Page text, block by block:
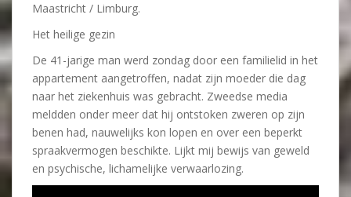
Maastricht / Limburg.
Het heilige gezin
De 41-jarige man werd zondag door een familielid in het
appartement aangetroffen, nadat zijn moeder die dag
naar het ziekenhuis was gebracht. Zweedse media
meldden onder meer dat hij ontstoken zweren op zijn
benen had, nauwelijks kon lopen en over een beperkt
spraakvermogen beschikte. Lijkt mij bewijs van geweld
en psychische, lichamelijke verwaarlozing.